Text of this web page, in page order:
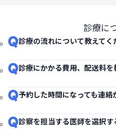
診療に
Q診療の流れについて教えてく
Q診療にかかる費用、配送料を
Q予約した時間になっても連絡
Q診察を担当する医師を選択